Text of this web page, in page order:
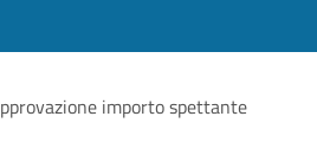
importo spettante